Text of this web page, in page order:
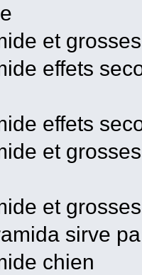
et
effets
effets
et
et
sirve
chien